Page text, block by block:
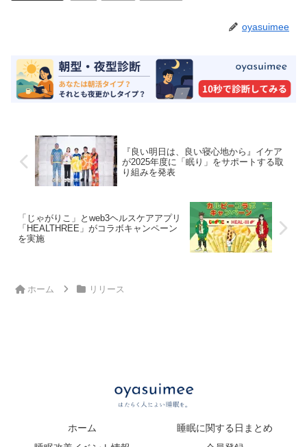
oyasuimee
『良い明日は、良い寝心地から』イケア
が2025年度に「眠り」をサポートする取
り組みを発表
「じゃがりこ」とweb3ヘルスケアアプリ
「HEALTHREE」がコラボキャンペーン
を実施
ホーム リリース
ホーム
睡眠に関する日まとめ